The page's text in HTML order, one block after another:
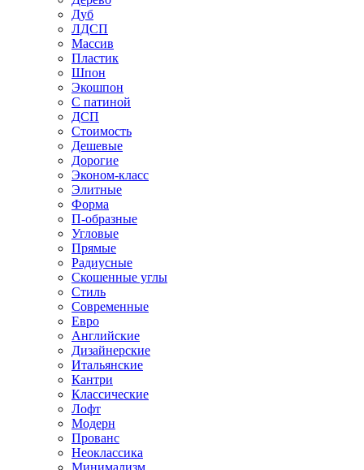
Дуб
ЛДСП
Массив
Пластик
Шпон
Экошпон
С патиной
ДСП
Стоимость
Дешевые
Дорогие
Эконом-класс
Элитные
Форма
П-образные
Угловые
Прямые
Радиусные
Скошенные углы
Стиль
Современные
Евро
Английские
Дизайнерские
Итальянские
Кантри
Классические
Лофт
Модерн
Прованс
Неоклассика
Минимализм